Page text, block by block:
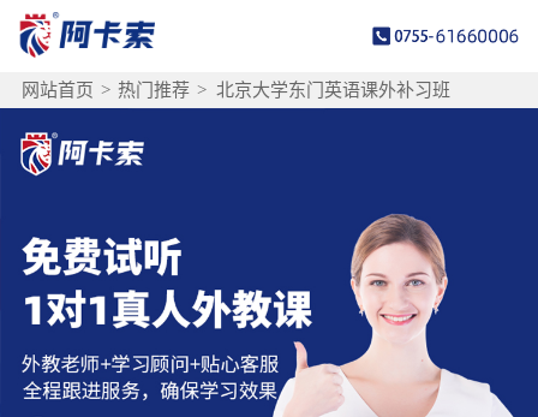
网站首页 > 热门推荐 > 北京大学东门英语课外补习班